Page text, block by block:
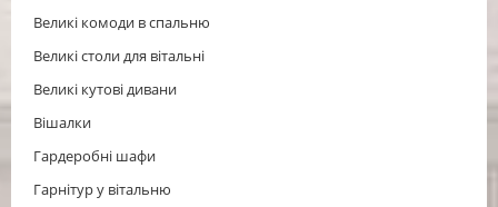
Великі комоди в спальню
Великі столи для вітальні
Великі кутові дивани
Вішалки
Гардеробні шафи
Гарнітур у вітальню